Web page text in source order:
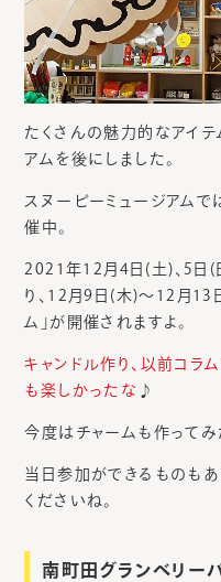
たくさんの魅力的なアイテ
アムを後にしました。
スヌーピーミュージアムで
催中。
2021年12月4日(土)、5日(
り、12月9日(木)～12月13
ム」が開催されますよ。
キャンドル作り、以前コラ
も楽しかったな
♪
今度はチャームも作ってみ
当日参加ができるものもあ
くださいね。
南町田グランベリー